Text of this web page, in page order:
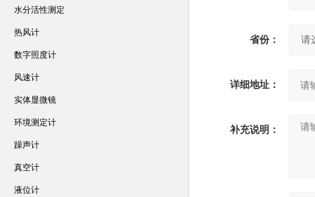
省份：
详细地址：
补充说明：
水分活性测定
热风计
数字照度计
风速计
实体显微镜
环境测定计
躁声计
真空计
液位计